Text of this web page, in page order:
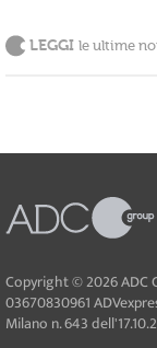
LEGGI le ultime
Copyright © 2026 ADC
03670830961
Milano n. 643